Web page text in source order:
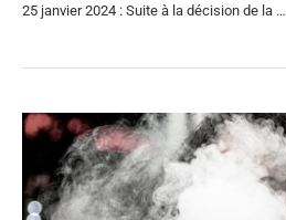
25 janvier 2024 : Suite à la décision de la …